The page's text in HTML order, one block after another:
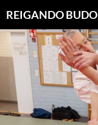
sisältöön
REIGANDO BUDO